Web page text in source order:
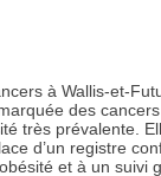
à Wallis-et-
des
très prévalente.
d’un registre
et à un